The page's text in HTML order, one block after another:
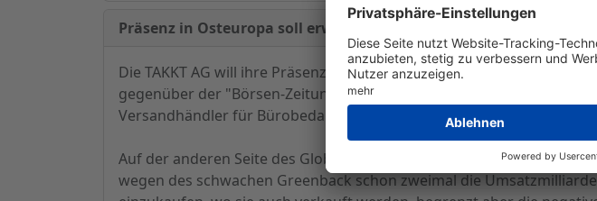
Präsenz in Osteuropa soll erweitert werden
Die TAKKT AG will ihre Präsenz in Osteuropa spätestens 2009
gegenüber der "Börsen-Zeitung". Dabei wollte der Manager jedoch
Versandhändler für Bürobedarf und Betriebsausstattung eine neue
Auf der anderen Seite des Globus, in Nordamerika, hält sich die
wegen des schwachen Greenback schon zweimal die